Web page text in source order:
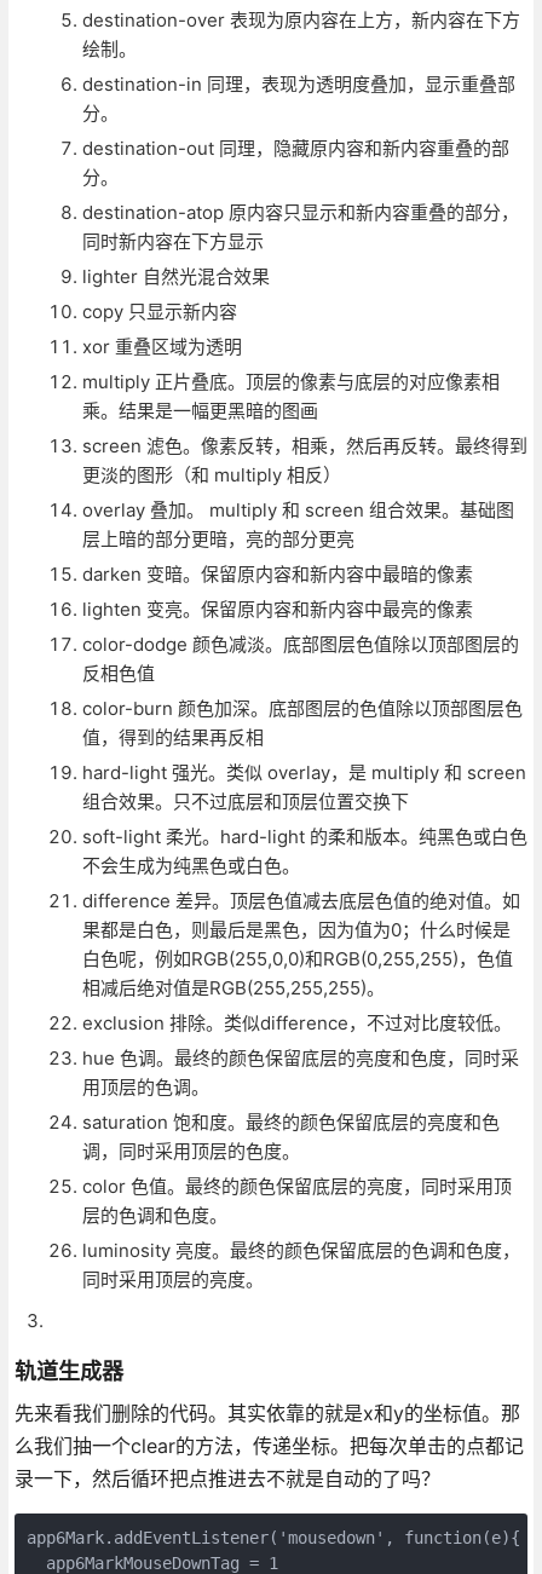
destination-over 表现为原内容在上方，新内容在下方
绘制。
destination-in 同理，表现为透明度叠加，显示重叠部
分。
destination-out 同理，隐藏原内容和新内容重叠的部
分。
destination-atop 原内容只显示和新内容重叠的部分，
同时新内容在下方显示
lighter 自然光混合效果
copy 只显示新内容
xor 重叠区域为透明
multiply 正片叠底。顶层的像素与底层的对应像素相
乘。结果是一幅更黑暗的图画
screen 滤色。像素反转，相乘，然后再反转。最终得到
更淡的图形（和 multiply 相反）
overlay 叠加。 multiply 和 screen 组合效果。基础图
层上暗的部分更暗，亮的部分更亮
darken 变暗。保留原内容和新内容中最暗的像素
lighten 变亮。保留原内容和新内容中最亮的像素
color-dodge 颜色减淡。底部图层色值除以顶部图层的
反相色值
color-burn 颜色加深。底部图层的色值除以顶部图层色
值，得到的结果再反相
hard-light 强光。类似 overlay，是 multiply 和 screen
组合效果。只不过底层和顶层位置交换下
soft-light 柔光。hard-light 的柔和版本。纯黑色或白色
不会生成为纯黑色或白色。
difference 差异。顶层色值减去底层色值的绝对值。如
果都是白色，则最后是黑色，因为值为0；什么时候是
白色呢，例如RGB(255,0,0)和RGB(0,255,255)，色值
相减后绝对值是RGB(255,255,255)。
exclusion 排除。类似difference，不过对比度较低。
hue 色调。最终的颜色保留底层的亮度和色度，同时采
用顶层的色调。
saturation 饱和度。最终的颜色保留底层的亮度和色
调，同时采用顶层的色度。
color 色值。最终的颜色保留底层的亮度，同时采用顶
层的色调和色度。
luminosity 亮度。最终的颜色保留底层的色调和色度，
同时采用顶层的亮度。
轨道生成器
先来看我们删除的代码。其实依靠的就是x和y的坐标值。那
么我们抽一个clear的方法，传递坐标。把每次单击的点都记
录一下，然后循环把点推进去不就是自动的了吗？
app6Mark.addEventListener('mousedown', function(e){
  app6MarkMouseDownTag = 1